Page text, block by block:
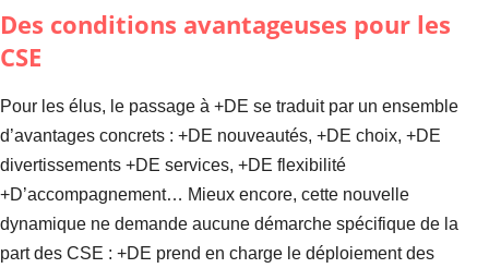
Des conditions avantageuses pour les
CSE
Pour les élus, le passage à +DE se traduit par un ensemble
d’avantages concrets : +DE nouveautés, +DE choix, +DE
divertissements +DE services, +DE flexibilité
+D’accompagnement… Mieux encore, cette nouvelle
dynamique ne demande aucune démarche spécifique de la
part des CSE : +DE prend en charge le déploiement des